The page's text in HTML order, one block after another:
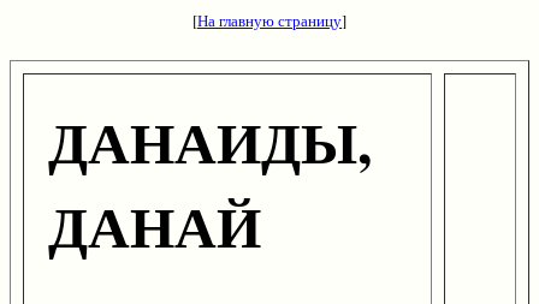
[На главную страницу]
ДАНАИДЫ,
ДАНАЙ